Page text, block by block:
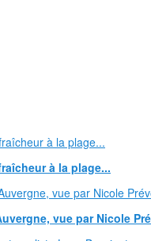
à la plage...
vue par Nicole